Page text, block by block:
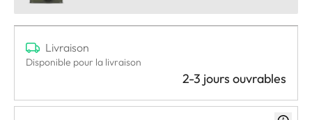
Livraison
Disponible pour la livraison
2-3 jours ouvrables